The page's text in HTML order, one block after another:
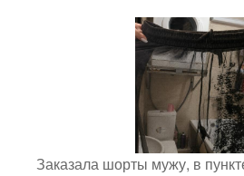
Заказала шорты мужу, в